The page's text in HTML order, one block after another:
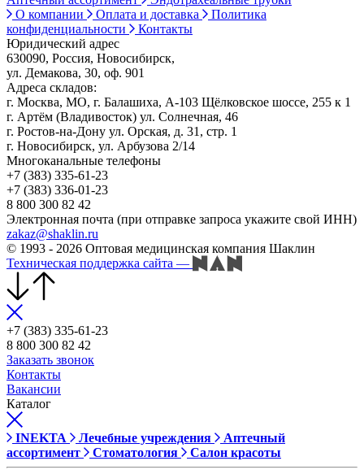
О компании
Оплата и доставка
Политика
конфиденциальности
Контакты
Юридический адрес
630090, Россия, Новосибирск,
ул. Демакова, 30, оф. 901
Адреса складов:
г. Москва, МО, г. Балашиха, А-103 Щёлковское шоссе, 255 к 1
г. Артём (Владивосток) ул. Солнечная, 46
г. Ростов-на-Дону ул. Орская, д. 31, стр. 1
г. Новосибирск, ул. Арбузова 2/14
Многоканальные телефоны
+7 (383) 335-61-23
+7 (383) 336-01-23
8 800 300 82 42
Электронная почта (при отправке запроса укажите свой ИНН)
zakaz@shaklin.ru
© 1993 - 2026 Оптовая медицинская компания Шаклин
Техническая поддержка сайта —
+7 (383) 335-61-23
8 800 300 82 42
Заказать звонок
Контакты
Вакансии
Каталог
INEKTA Лечебные учреждения
Аптечный
ассортимент
Стоматология Салон красоты